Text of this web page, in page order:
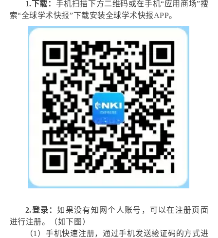
1.下载： 手机扫描下方二维码或在手机“应用商场”搜
索“全球学术快报”下载安装全球学术快报APP。
2.登录：如果没有知网个人账号，可以在注册页面
进行注册。（如下图）
（1）手机快速注册，通过手机发送验证码的方式进